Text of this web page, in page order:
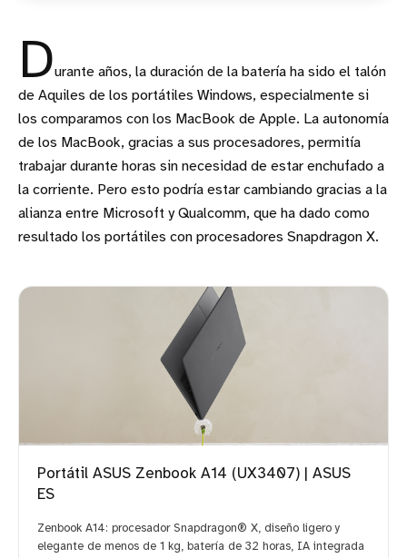
Durante años, la duración de la batería ha sido el talón
de Aquiles de los portátiles Windows, especialmente si
los comparamos con los MacBook de Apple. La autonomía
de los MacBook, gracias a sus procesadores, permitía
trabajar durante horas sin necesidad de estar enchufado a
la corriente. Pero esto podría estar cambiando gracias a la
alianza entre Microsoft y Qualcomm, que ha dado como
resultado los portátiles con procesadores Snapdragon X.
Portátil ASUS Zenbook A14 (UX3407) | ASUS
ES
Zenbook A14: procesador Snapdragon® X, diseño ligero y
elegante de menos de 1 kg, batería de 32 horas, IA integrada